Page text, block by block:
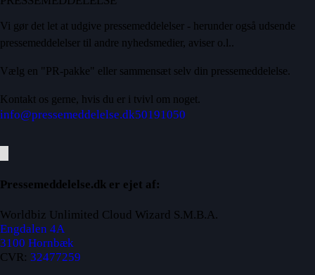
Vi gør det let at udgive pressemeddelelser - herunder også udsende
pressemeddelelser til andre nyhedsmedier, aviser o.l..
Vælg en "PR-pakke" eller sammensæt selv din pressemeddelelse.
Kontakt os gerne, hvis du er i tvivl om noget.
info@pressemeddelelse.dk50191050
Pressemeddelelse.dk er ejet af:
Worldbiz Unlimited Cloud Wizard S.M.B.A.
Engdalen 4A
3100 Hornbæk
CVR: 32477259